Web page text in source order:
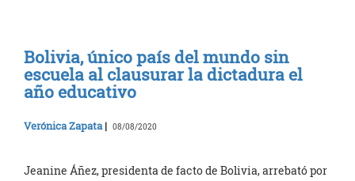
Bolivia, único país del mundo sin
escuela al clausurar la dictadura el
año educativo
Verónica Zapata | 08/08/2020
Jeanine Áñez, presidenta de facto de Bolivia, arrebató por